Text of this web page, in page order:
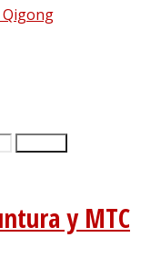
Qigong
y MTC